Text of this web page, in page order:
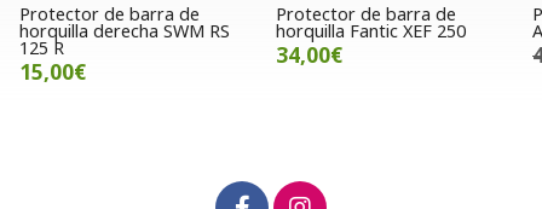
Protector de barra de
horquilla derecha SWM RS
125 R
15,00€
Protector de barra de
horquilla Fantic XEF 250
34,00€